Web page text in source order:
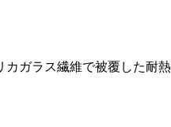
ガラス繊維で被覆した耐熱